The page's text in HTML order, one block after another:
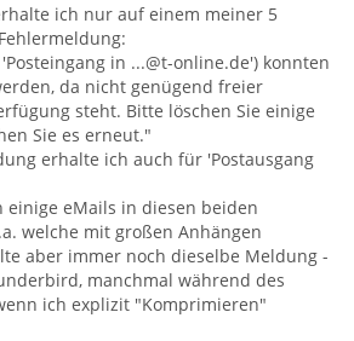
ich nur auf einem meiner 5
in ...@t-online.de') konnten
da nicht genügend freier
steht. Bitte löschen Sie einige
Sie es erneut."
erhalte ich auch für 'Postausgang
einige eMails in diesen beiden
welche mit großen Anhängen
aber immer noch dieselbe Meldung -
manchmal während des
ich explizit "Komprimieren"